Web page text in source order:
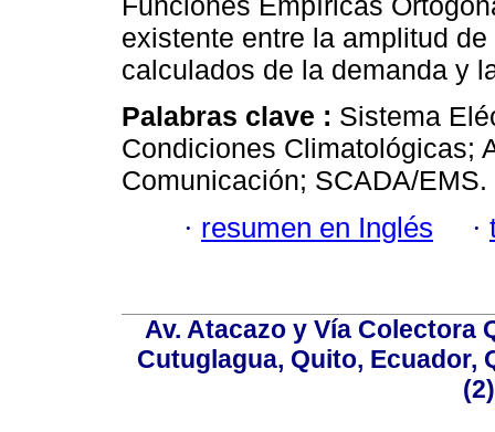
existente entre la amplitud
calculados de la demanda y
Palabras clave : Sistema
Condiciones Climatológicas;
Comunicación; SCADA/EMS.
· resumen en Inglés ·
Av. Atacazo y Vía Colectora
Cutuglagua, Quito, Ecuador,